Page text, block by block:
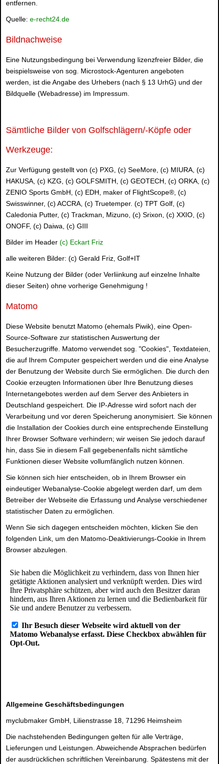
entfernen.
Quelle: e-recht24.de
Bildnachweise
Eine Nutzungsbedingung bei Verwendung lizenzfreier Bilder, die
beispielsweise von sog. Microstock-Agenturen angeboten
werden, ist die Angabe des Urhebers (nach § 13 UrhG) und der
Bildquelle (Webadresse) im Impressum.
Sämtliche Bilder von Golfschlägern/-Köpfe oder
Werkzeuge:
Zur Verfügung gestellt von (c) PXG, (c) SeeMore, (c) MIURA, (c)
HAKUSA, (c) KZG, (c) GOLFSMITH, (c) GEOTECH, (c) ORKA, (c)
ZENIO Sports GmbH, (c) EDH, maker of FlightScope®, (c)
Swisswinner, (c) ACCRA, (c) Truetemper. (c) TPT Golf, (c)
Caledonia Putter, (c) Trackman, Mizuno, (c) Srixon, (c) XXIO, (c)
ONOFF, (c) Daiwa, (c) GIII
Bilder im Header (c) Eckart Friz
alle weiteren Bilder: (c) Gerald Friz, Golf+IT
Keine Nutzung der Bilder (oder Verliinkung auf einzelne Inhalte
dieser Seiten) ohne vorherige Genehmigung !
Matomo
Diese Website benutzt Matomo (ehemals Piwik), eine Open-
Source-Software zur statistischen Auswertung der
Besucherzugriffe. Matomo verwendet sog. "Cookies", Textdateien,
die auf Ihrem Computer gespeichert werden und die eine Analyse
der Benutzung der Website durch Sie ermöglichen. Die durch den
Cookie erzeugten Informationen über Ihre Benutzung dieses
Internetangebotes werden auf dem Server des Anbieters in
Deutschland gespeichert. Die IP-Adresse wird sofort nach der
Verarbeitung und vor deren Speicherung anonymisiert. Sie können
die Installation der Cookies durch eine entsprechende Einstellung
Ihrer Browser Software verhindern; wir weisen Sie jedoch darauf
hin, dass Sie in diesem Fall gegebenenfalls nicht sämtliche
Funktionen dieser Website vollumfänglich nutzen können.
Sie können sich hier entscheiden, ob in Ihrem Browser ein
eindeutiger Webanalyse-Cookie abgelegt werden darf, um dem
Betreiber der Webseite die Erfassung und Analyse verschiedener
statistischer Daten zu ermöglichen.
Wenn Sie sich dagegen entscheiden möchten, klicken Sie den
folgenden Link, um den Matomo-Deaktivierungs-Cookie in Ihrem
Browser abzulegen.
Allgemeine Geschäftsbedingungen
myclubmaker GmbH, Lilienstrasse 18, 71296 Heimsheim
Die nachstehenden Bedingungen gelten für alle Verträge,
Lieferungen und Leistungen. Abweichende Absprachen bedürfen
der ausdrücklichen schriftlichen Vereinbarung. Spätestens mit der